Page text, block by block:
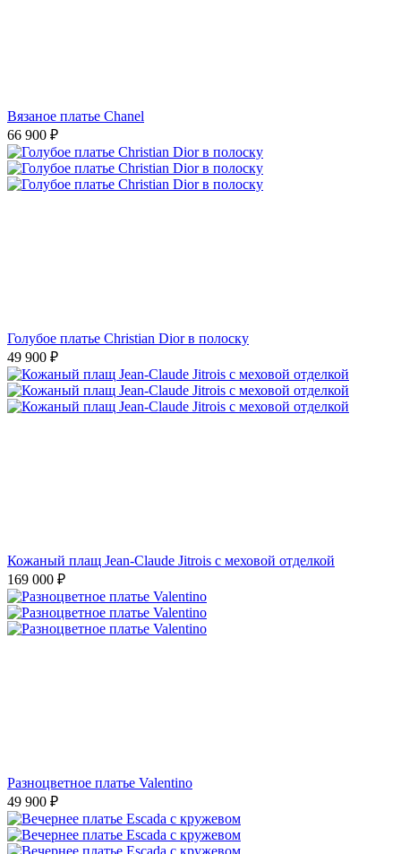
Вязаное платье Chanel
66 900 ₽
Голубое платье Christian Dior в полоску
49 900 ₽
Кожаный плащ Jean-Claude Jitrois с меховой отделкой
169 000 ₽
Разноцветное платье Valentino
49 900 ₽